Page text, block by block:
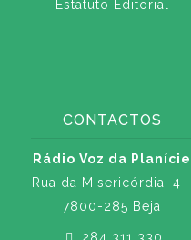
Estatuto Editorial
CONTACTOS
Rádio Voz da Planície
Rua da Misericórdia, 4 -
7800-285 Beja